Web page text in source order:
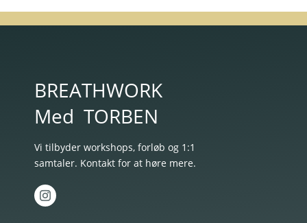
BREATHWORK
Med TORBEN
Vi tilbyder workshops, forløb og 1:1
samtaler. Kontakt for at høre mere.